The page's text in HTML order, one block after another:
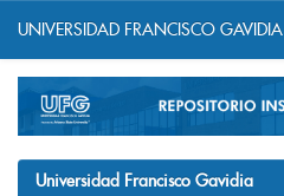
navigation
UNIVERSIDAD FRANCISCO GAVIDIA
Universidad Francisco Gavidia